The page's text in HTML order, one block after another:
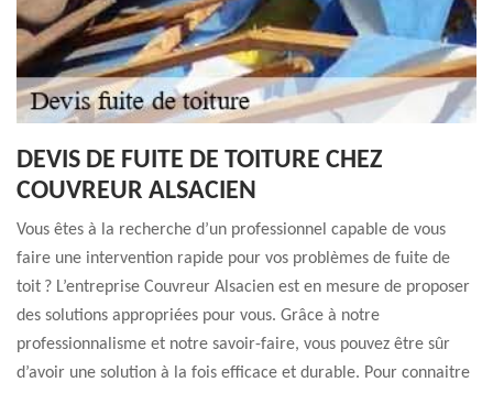
DEVIS DE FUITE DE TOITURE CHEZ
COUVREUR ALSACIEN
Vous êtes à la recherche d’un professionnel capable de vous
faire une intervention rapide pour vos problèmes de fuite de
toit ? L’entreprise Couvreur Alsacien est en mesure de proposer
des solutions appropriées pour vous. Grâce à notre
professionnalisme et notre savoir-faire, vous pouvez être sûr
d’avoir une solution à la fois efficace et durable. Pour connaitre